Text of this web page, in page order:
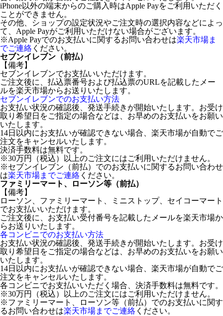
iPhone以外の端末からのご購入時はApple Payをご利用いただく
ことができません。
その他、ショップの設定状況やご注文時の選択内容などによっ
て、Apple Payがご利用いただけない場合がございます。
※Apple Payでのお支払いに関するお問い合わせは楽天市場ま
でご連絡 ください。
セブンイレブン（前払）
【備考】
セブンイレブンでお支払いいただけます。
ご注文後に、払込票番号および払込票のURLを記載したメー
ルを楽天市場からお送りいたします。
セブンイレブンでのお支払い方法
お支払い状況の確認後、発送手続きが開始いたします。お受け
取り希望日をご指定の場合などは、お早めのお支払いをお願い
いたします。
14日以内にお支払いが確認できない場合、楽天市場が自動でご
注文をキャンセルいたします。
決済手数料は無料です。
※30万円（税込）以上のご注文にはご利用いただけません。
※セブンイレブン（前払）でのお支払いに関するお問い合わせ
は楽天市場までご連絡 ください。
ファミリーマート、ローソン等（前払）
【備考】
ローソン、ファミリーマート、ミニストップ、セイコーマート
でお支払いいただけます。
ご注文後に、お支払い受付番号を記載したメールを楽天市場か
らお送りいたします。
各コンビニでのお支払い方法
お支払い状況の確認後、発送手続きが開始いたします。お受け
取り希望日をご指定の場合などは、お早めのお支払いをお願い
いたします。
14日以内にお支払いが確認できない場合、楽天市場が自動でご
注文をキャンセルいたします。
各コンビニでお支払いいただく場合、決済手数料は無料です。
※30万円（税込）以上のご注文にはご利用いただけません。
※ファミリーマート、ローソン等（前払）でのお支払いに関す
るお問い合わせは楽天市場までご連絡 ください。